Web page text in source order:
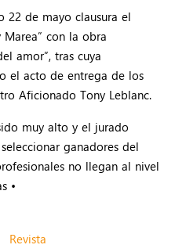
22 de mayo clausura el
con la obra
amor”, tras cuya
el acto de entrega de los
Aficionado Tony Leblanc.
muy alto y el jurado
ganadores del
no llegan al nivel
•
Revista